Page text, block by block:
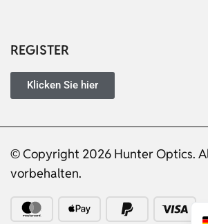
REGISTER
Klicken Sie hier
© Copyright 2026 Hunter Optics.
vorbehalten.